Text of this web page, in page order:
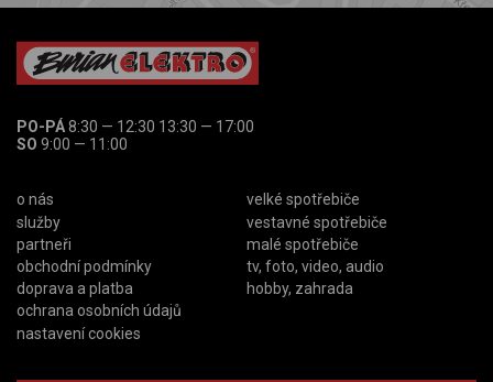
PO-PÁ8:30 — 12:30 13:30 — 17:00
SO 9:00 — 11:00
o nás
služby
partneři
obchodní podmínky
doprava a platba
ochrana osobních údajů
nastavení cookies
velké spotřebiče
vestavné spotřebiče
malé spotřebiče
tv, foto, video, audio
hobby, zahrada